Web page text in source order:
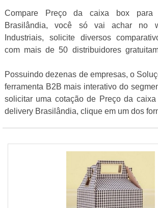
Compare Preço da caixa box para
Brasilândia, você só vai achar no
Industriais, solicite diversos
com mais de 50 distribuidores
Possuindo dezenas de empresas, o
ferramenta B2B mais interativo do
solicitar uma cotação de Preço da
delivery Brasilândia, clique em um dos